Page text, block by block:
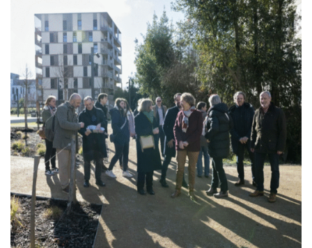
Inauguration